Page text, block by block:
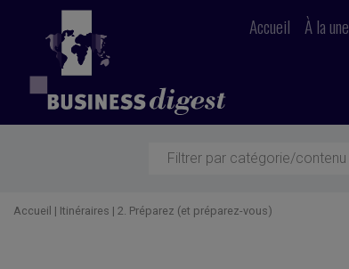
Accueil À la une
Filtrer par catégorie/contenu
Accueil | Itinéraires | 2. Préparez (et préparez-vous)